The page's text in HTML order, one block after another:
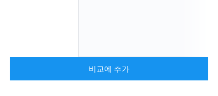
비교에 추가